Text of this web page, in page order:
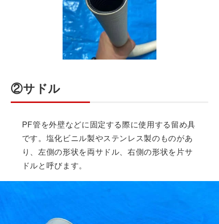
②サドル
PF管を外壁などに固定する際に使用する留め具
です。塩化ビニル製やステンレス製のものがあ
り、左側の形状を両サドル、右側の形状を片サ
ドルと呼びます。